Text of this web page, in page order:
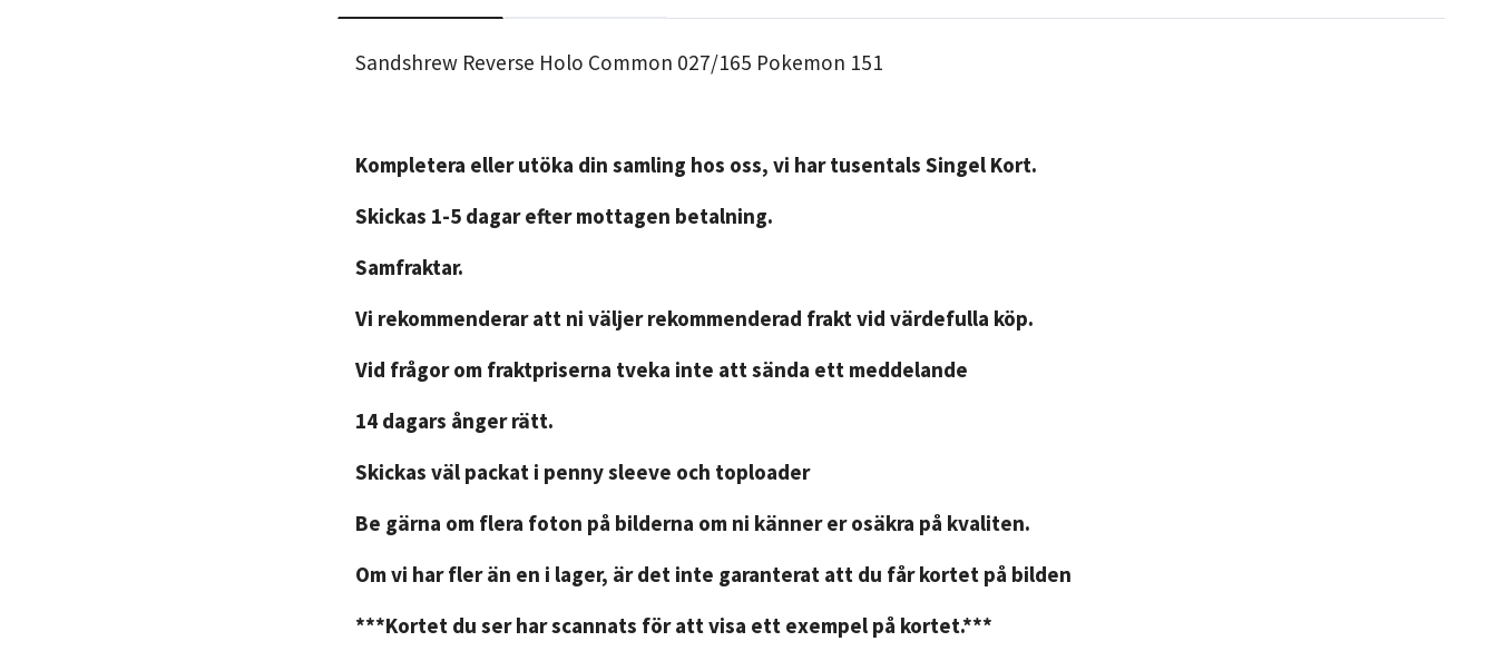
Sandshrew Reverse Holo Common 027/165 Pokemon 151
Kompletera eller utöka din samling hos oss, vi har tusentals Singel Kort.
Skickas 1-5 dagar efter mottagen betalning.
Samfraktar.
Vi rekommenderar att ni väljer rekommenderad frakt vid värdefulla köp.
Vid frågor om fraktpriserna tveka inte att sända ett meddelande
14 dagars ånger rätt.
Skickas väl packat i penny sleeve och toploader
Be gärna om flera foton på bilderna om ni känner er osäkra på kvaliten.
Om vi har fler än en i lager, är det inte garanterat att du får kortet på bilden
***Kortet du ser har scannats för att visa ett exempel på kortet.***